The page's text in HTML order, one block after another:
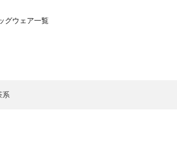
グウェア一覧
のレッグウェア一覧
グウェア一覧
系